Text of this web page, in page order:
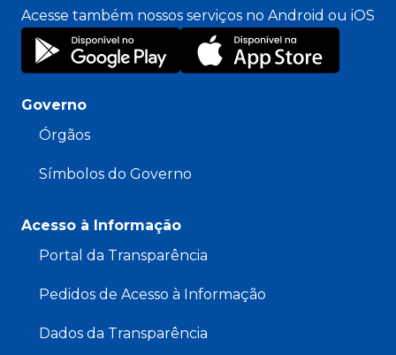
Acesse também nossos serviços no Android ou iOS
Governo
Órgãos
Símbolos do Governo
Acesso à Informação
Portal da Transparência
Pedidos de Acesso à Informação
Dados da Transparência